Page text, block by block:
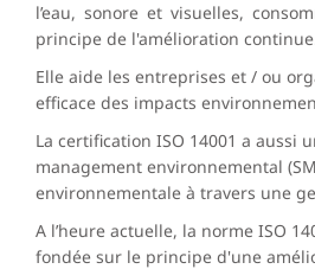
l’eau, sonore et visuelles,
principe de l'amélioration
Elle aide les entreprises et / ou
efficace des impacts
La certification ISO 14001 a aussi
management environnemental
environnementale à travers une
A l’heure actuelle, la norme ISO
fondée sur le principe d'une